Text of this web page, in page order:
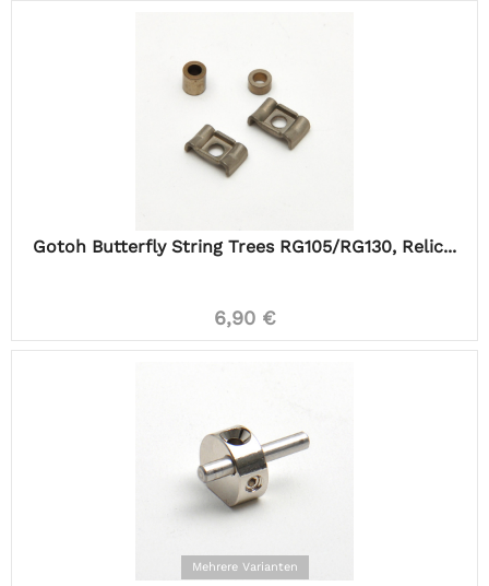
Gotoh Butterfly String Trees RG105/RG130, Relic...
6,90 €
Mehrere Varianten